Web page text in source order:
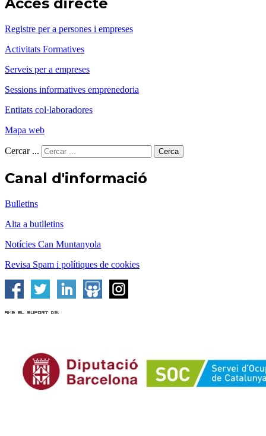
Registre per a persones i empreses
Activitats Formatives
Serveis per a empreses
Sessions informatives emprenedoria
Entitats col·laboradores
Mapa web
Cercar ... Cerca
Canal d'informació
Bulletins
Alta a butlletins
Notícies Can Muntanyola
Revisa Spam i polítiques de cookies